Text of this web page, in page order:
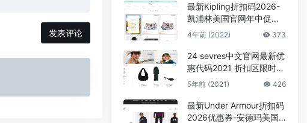
发表评论
最新Kipling折扣码2026-
凯浦林美国官网年中促销
低至5折+额外7折
4年前 (2022) 373
24 sevres中文官网最新优
惠代码2021 折扣区限时低
至5折满额免邮中国
5年前 (2021) 426
最新Under Armour折扣码
2026优惠券-安德玛美国